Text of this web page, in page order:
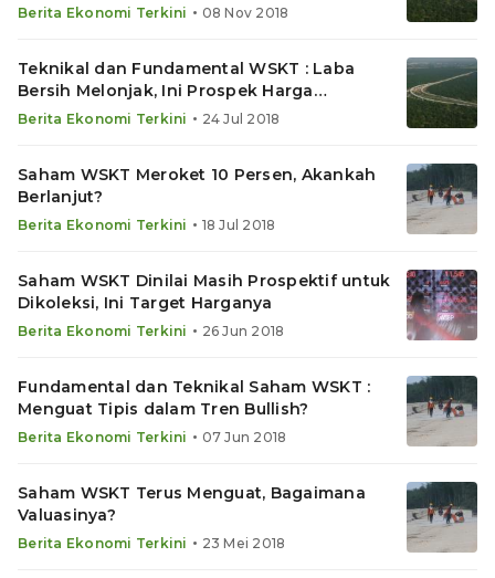
Berita Ekonomi Terkini • 08 Nov 2018
Teknikal dan Fundamental WSKT : Laba
Bersih Melonjak, Ini Prospek Harga
Sahamnya
Berita Ekonomi Terkini • 24 Jul 2018
Saham WSKT Meroket 10 Persen, Akankah
Berlanjut?
Berita Ekonomi Terkini • 18 Jul 2018
Saham WSKT Dinilai Masih Prospektif untuk
Dikoleksi, Ini Target Harganya
Berita Ekonomi Terkini • 26 Jun 2018
Fundamental dan Teknikal Saham WSKT :
Menguat Tipis dalam Tren Bullish?
Berita Ekonomi Terkini • 07 Jun 2018
Saham WSKT Terus Menguat, Bagaimana
Valuasinya?
Berita Ekonomi Terkini • 23 Mei 2018